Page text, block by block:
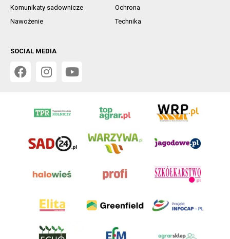
Komunikaty sadownicze
Ochrona
Nawożenie
Technika
SOCIAL MEDIA